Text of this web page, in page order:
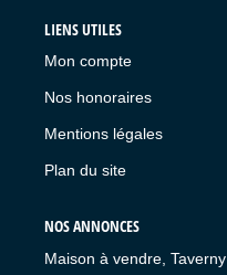
LIENS UTILES
Mon compte
Nos honoraires
Mentions légales
Plan du site
NOS ANNONCES
Maison à vendre, Taverny